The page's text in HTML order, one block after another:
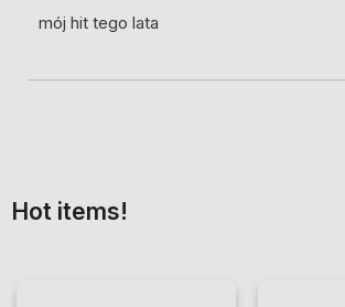
mój hit tego lata
Hot items!